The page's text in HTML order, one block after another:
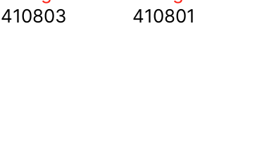
410803
410801